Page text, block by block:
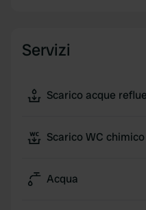
Servizi
Scarico acque reflue
Scarico WC chimico
Acqua